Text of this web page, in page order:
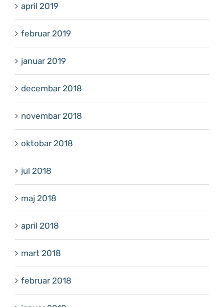
april 2019
februar 2019
januar 2019
decembar 2018
novembar 2018
oktobar 2018
jul 2018
maj 2018
april 2018
mart 2018
februar 2018